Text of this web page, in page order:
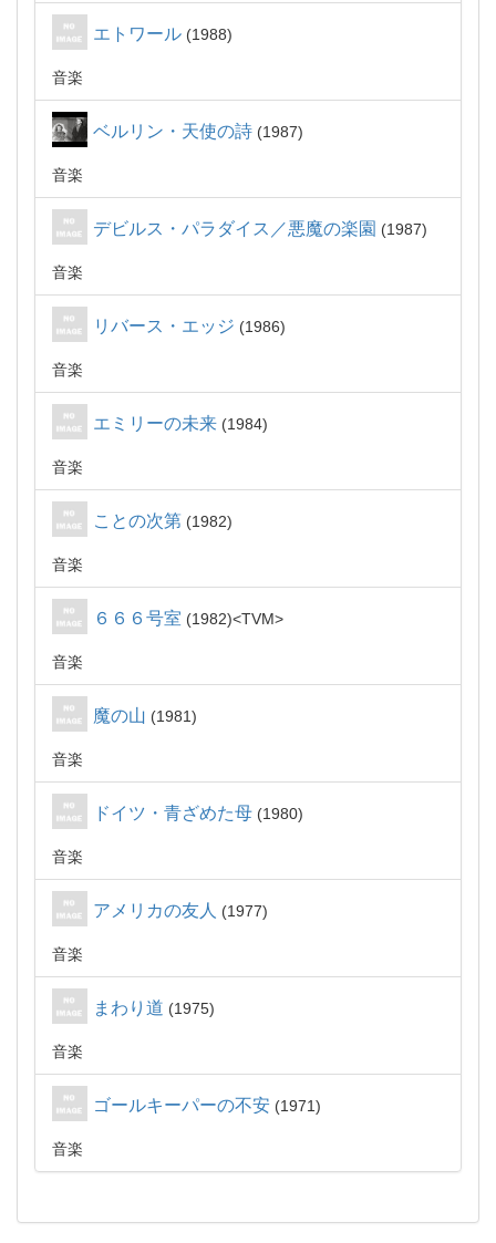
エトワール 1988
音楽
ベルリン・天使の詩 1987
音楽
デビルス・パラダイス／悪魔の楽園 1987
音楽
リバース・エッジ 1986
音楽
エミリーの未来 1984
音楽
ことの次第 1982
音楽
６６６号室 1982 TVM
音楽
魔の山 1981
音楽
ドイツ・青ざめた母 1980
音楽
アメリカの友人 1977
音楽
まわり道 1975
音楽
ゴールキーパーの不安 1971
音楽